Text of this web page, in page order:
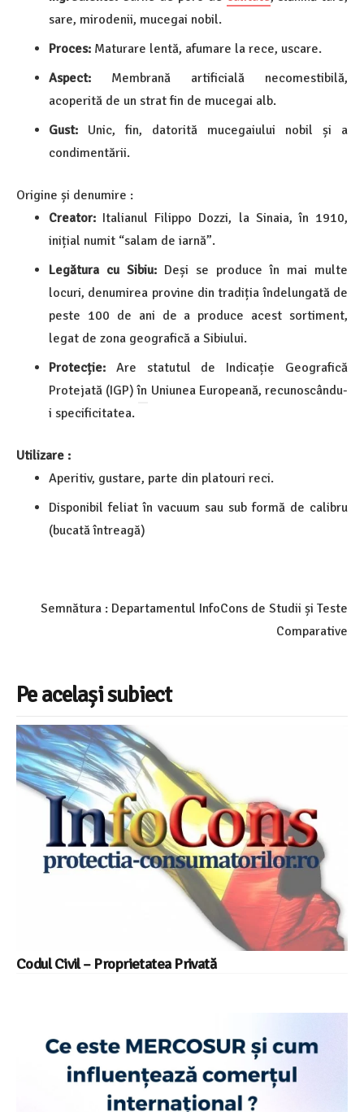
sare, mirodenii, mucegai nobil.
Proces: Maturare lentă, afumare la rece, uscare.
Aspect:
Membrană artificială necomestibilă,
acoperită de un strat fin de mucegai alb.
Gust:
Unic, fin, datorită mucegaiului nobil și a
condimentării.
Origine și denumire :
Creator: Italianul Filippo Dozzi, la Sinaia, în 1910,
inițial numit “salam de iarnă”.
Legătura cu Sibiu: Deși se produce în mai multe
locuri, denumirea provine din tradiția îndelungată de
peste 100 de ani de a produce acest sortiment,
legat de zona geografică a Sibiului.
Protecție:
Are statutul de Indicație Geografică
Protejată (IGP) în Uniunea Europeană, recunoscându-
i specificitatea.
Utilizare :
Aperitiv, gustare, parte din platouri reci.
Disponibil feliat în vacuum sau sub formă de calibru
(bucată întreagă)
Semnătura : Departamentul InfoCons de Studii și Teste
Comparative
Pe același subiect
Codul Civil – Proprietatea Privată